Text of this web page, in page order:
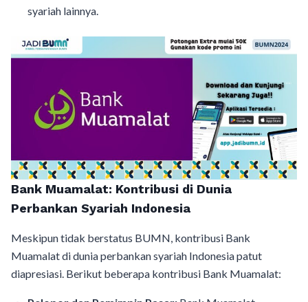
syariah lainnya.
Bank Muamalat: Kontribusi di Dunia
Perbankan Syariah Indonesia
Meskipun tidak berstatus BUMN, kontribusi Bank
Muamalat di dunia perbankan syariah Indonesia patut
diapresiasi. Berikut beberapa kontribusi Bank Muamalat: